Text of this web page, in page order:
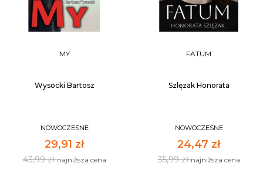
MY
Wysocki Bartosz
NOWOCZESNE
29,91 zł
43,99 złnajniższa cena
FATUM
Szlęzak Honorata
NOWOCZESNE
24,47 zł
35,99 złnajniższa cena